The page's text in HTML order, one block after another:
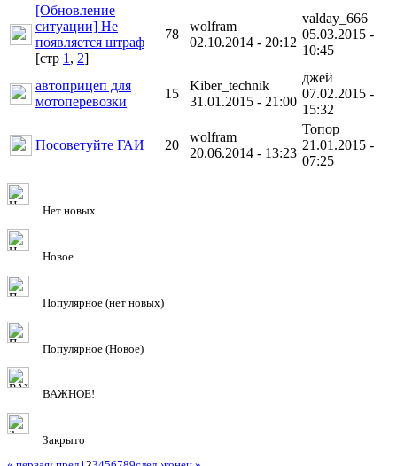
[Обновление
ситуации] Не
появляется штраф
[cтр 1, 2]
78
wolfram
02.10.2014 - 20:12
valday_666
05.03.2015 -
10:45
автоприцеп для
мотоперевозки
15
Kiber_technik
31.01.2015 - 21:00
джей
07.02.2015 -
15:32
Посоветуйте ГАИ 20
wolfram
20.06.2014 - 13:23
Топоp
21.01.2015 -
07:25
Нет новых
Новое
Популярное (нет новых)
Популярное (Новое)
ВАЖНОЕ!
Закрыто